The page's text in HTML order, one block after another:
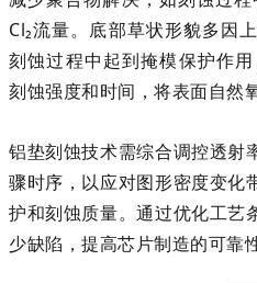
Cl₂流量。底部草状形貌多因
刻蚀过程中起到掩模保护作
刻蚀强度和时间，将表面自然
铝垫刻蚀技术需综合调控透射
骤时序，以应对图形密度变化
护和刻蚀质量。通过优化工艺
少缺陷，提高芯片制造的可靠